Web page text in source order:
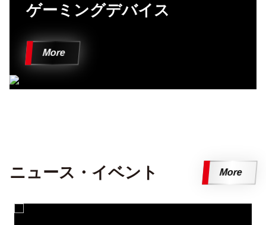
ゲーミングデバイス
More
ニュース・イベント More